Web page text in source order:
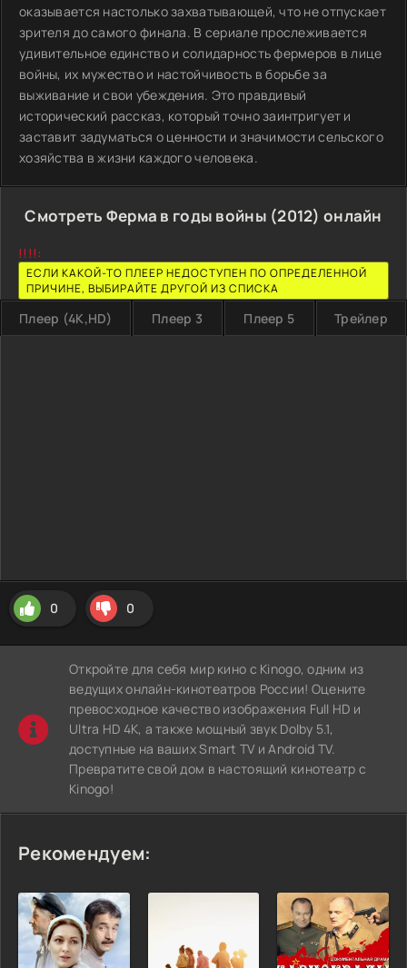
оказывается настолько захватывающей, что не отпускает
зрителя до самого финала. В сериале прослеживается
удивительное единство и солидарность фермеров в лице
войны, их мужество и настойчивость в борьбе за
выживание и свои убеждения. Это правдивый
исторический рассказ, который точно заинтригует и
заставит задуматься о ценности и значимости сельского
хозяйства в жизни каждого человека.
Смотреть Ферма в годы войны (2012) онлайн
!!!!:
ЕСЛИ КАКОЙ-ТО ПЛЕЕР НЕДОСТУПЕН ПО ОПРЕДЕЛЕННОЙ
ПРИЧИНЕ, ВЫБИРАЙТЕ ДРУГОЙ ИЗ СПИСКА
Плеер (4K,HD) Плеер 3 Плеер 5 Трейлер
0 0
Откройте для себя мир кино с Kinogo, одним из
ведущих онлайн-кинотеатров России! Оцените
превосходное качество изображения Full HD и
Ultra HD 4K, а также мощный звук Dolby 5.1,
доступные на ваших Smart TV и Android TV.
Превратите свой дом в настоящий кинотеатр с
Kinogo!
Рекомендуем: